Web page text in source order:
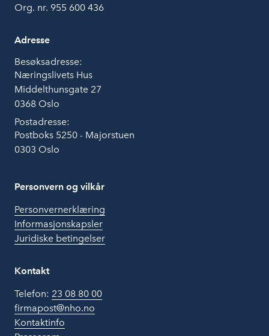
Org. nr. 955 600 436
Adresse
Besøksadresse:
Næringslivets Hus
Middelthunsgate 27
0368 Oslo
Postadresse:
Postboks 5250 - Majorstuen
0303 Oslo
Personvern og vilkår
Personvernerklæring
Informasjonskapsler
Juridiske betingelser
Kontakt
Telefon: 23 08 80 00
firmapost@nho.no
Kontaktinfo